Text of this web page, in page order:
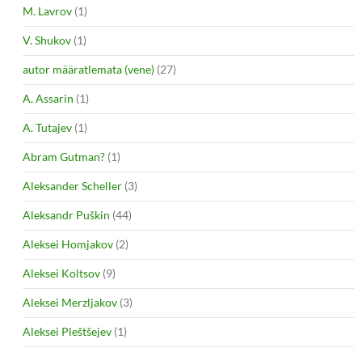
M. Lavrov (1)
V. Shukov (1)
autor määratlemata (vene) (27)
A. Assarin (1)
A. Tutajev (1)
Abram Gutman? (1)
Aleksander Scheller (3)
Aleksandr Puškin (44)
Aleksei Homjakov (2)
Aleksei Koltsov (9)
Aleksei Merzljakov (3)
Aleksei Pleštšejev (1)